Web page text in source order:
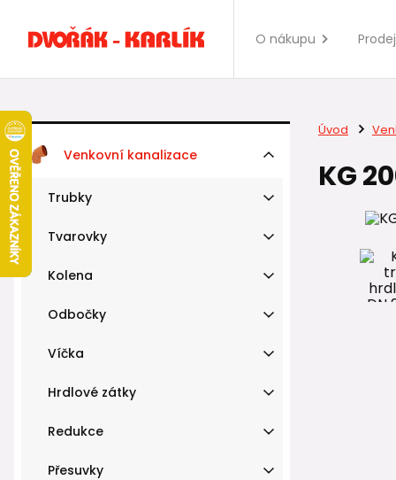
O nákupu
Venkovní kanalizace
Trubky
Tvarovky
Kolena
Odbočky
Víčka
Hrdlové zátky
Redukce
Přesuvky
Úvod
KG